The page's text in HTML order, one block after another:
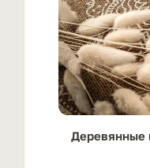
Деревянные